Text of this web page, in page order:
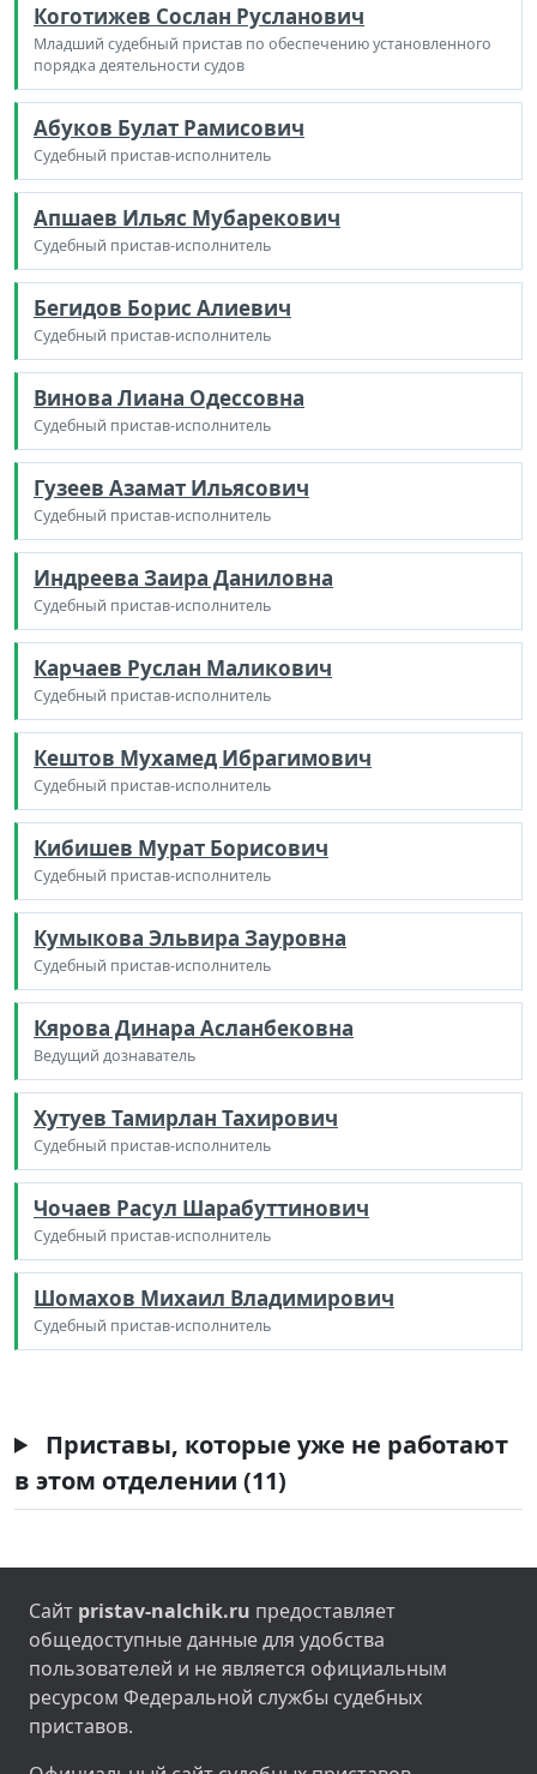
Коготижев Сослан Русланович
Младший судебный пристав по обеспечению установленного
порядка деятельности судов
Абуков Булат Рамисович
Судебный пристав-исполнитель
Апшаев Ильяс Мубарекович
Судебный пристав-исполнитель
Бегидов Борис Алиевич
Судебный пристав-исполнитель
Винова Лиана Одессовна
Судебный пристав-исполнитель
Гузеев Азамат Ильясович
Судебный пристав-исполнитель
Индреева Заира Даниловна
Судебный пристав-исполнитель
Карчаев Руслан Маликович
Судебный пристав-исполнитель
Кештов Мухамед Ибрагимович
Судебный пристав-исполнитель
Кибишев Мурат Борисович
Судебный пристав-исполнитель
Кумыкова Эльвира Зауровна
Судебный пристав-исполнитель
Кярова Динара Асланбековна
Ведущий дознаватель
Хутуев Тамирлан Тахирович
Судебный пристав-исполнитель
Чочаев Расул Шарабуттинович
Судебный пристав-исполнитель
Шомахов Михаил Владимирович
Судебный пристав-исполнитель
Приставы, которые уже не работают
в этом отделении (11)
Сайт pristav-nalchik.ru предоставляет
общедоступные данные для удобства
пользователей и не является официальным
ресурсом Федеральной службы судебных
приставов.